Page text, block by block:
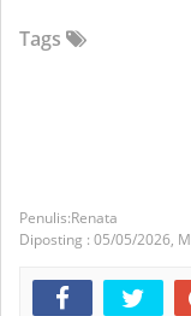
Tags
Renata
Diposting : 05/05/2026,